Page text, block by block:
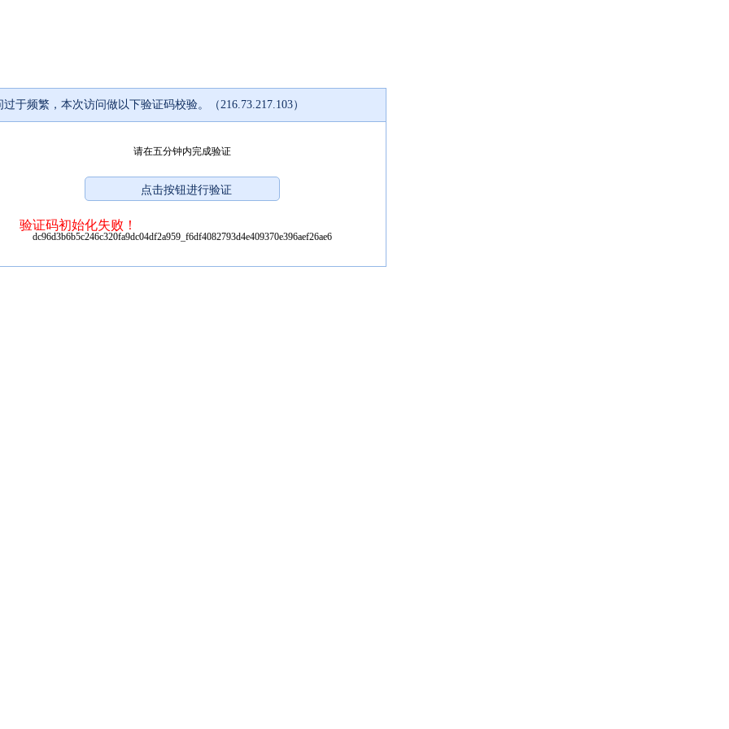
过于频繁，本次访问做以下验证码校验。（216.73.217.103）
请在五分钟内完成验证
验证码初始化失败！
dc96d3b6b5c246c320fa9dc04df2a959_f6df4082793d4e409370e396aef26ae6